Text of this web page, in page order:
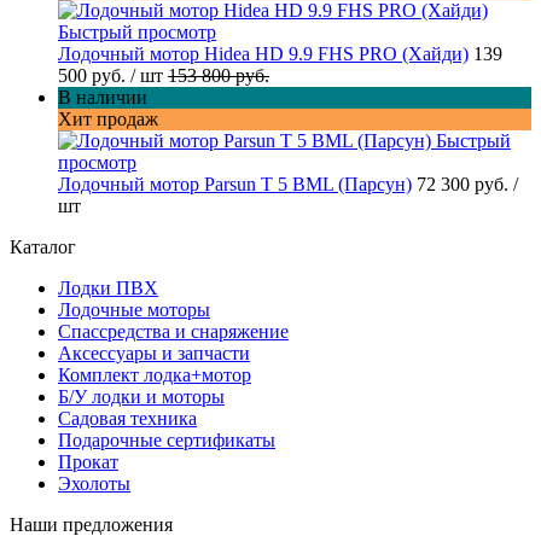
Быстрый просмотр
Лодочный мотор Hidea HD 9.9 FHS PRO (Хайди) 139
500 руб. / шт 153 800 руб.
В наличии
Хит продаж
Быстрый
просмотр
Лодочный мотор Parsun T 5 BML (Парсун) 72 300 руб. /
шт
Каталог
Лодки ПВХ
Лодочные моторы
Спассредства и снаряжение
Аксессуары и запчасти
Комплект лодка+мотор
Б/У лодки и моторы
Садовая техника
Подарочные сертификаты
Прокат
Эхолоты
Наши предложения